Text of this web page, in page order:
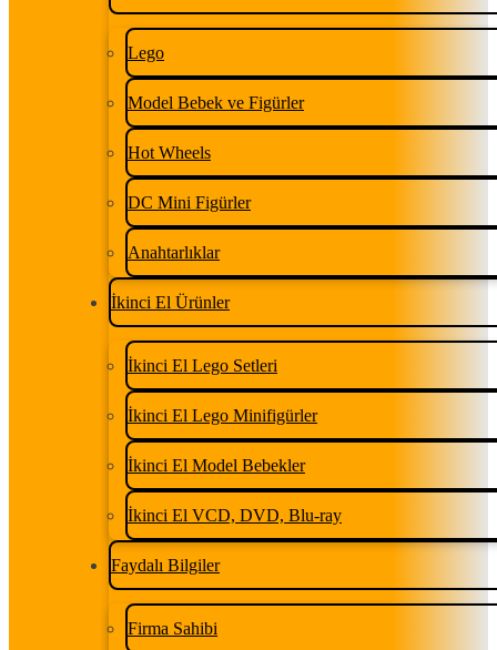
Lego
Model Bebek ve Figürler
Hot Wheels
DC Mini Figürler
Anahtarlıklar
İkinci El Ürünler
İkinci El Lego Setleri
İkinci El Lego Minifigürler
İkinci El Model Bebekler
İkinci El VCD, DVD, Blu-ray
Faydalı Bilgiler
Firma Sahibi